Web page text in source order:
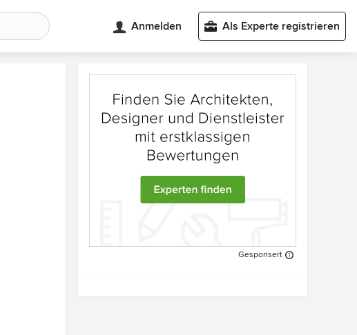
Anmelden Als Experte registrieren
Gesponsert